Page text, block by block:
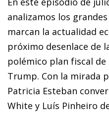
analizamos los
marcan la actualidad
próximo desenlace de
polémico plan fiscal
Trump. Con la mirada
Patricia Esteban
White y Luís Pinheiro